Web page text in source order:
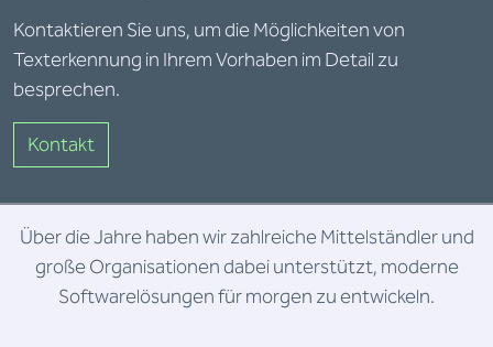
Kontaktieren Sie uns, um die Möglichkeiten von
Texterkennung in Ihrem Vorhaben im Detail zu
besprechen.
Kontakt
Über die Jahre haben wir zahlreiche Mittelständler und
große Organisationen dabei unterstützt, moderne
Softwarelösungen für morgen zu entwickeln.